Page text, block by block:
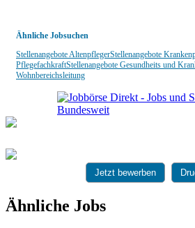
Ähnliche Jobsuchen
Stellenangebote AltenpflegerStellenangebote
PflegefachkraftStellenangebote Gesundheits und
Wohnbereichsleitung
Jetzt bewerben
Ähnliche Jobs